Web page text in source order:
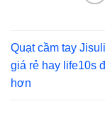
Quạt cầm tay
giá rẻ hay life10s
hơn